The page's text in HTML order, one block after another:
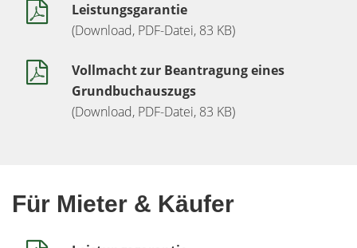
Leistungsgarantie
(Download, PDF-Datei, 83 KB)
Vollmacht zur Beantragung eines
Grundbuchauszugs
(Download, PDF-Datei, 83 KB)
Für Mieter & Käufer